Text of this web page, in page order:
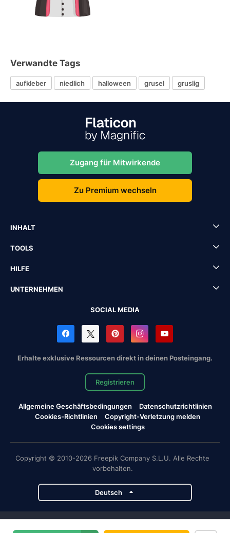
Verwandte Tags
aufkleber niedlich halloween grusel gruslig
Zugang für Mitwirkende
Zu Premium wechseln
INHALT
TOOLS
HILFE
UNTERNEHMEN
SOCIAL MEDIA
Erhalte exklusive Ressourcen direkt in deinen Posteingang.
Registrieren
Allgemeine Geschäftsbedingungen
Datenschutzrichtlinien
Cookies-Richtlinien
Copyright-Verletzung melden
Cookies settings
Copyright © 2010-2026 Freepik Company S.L.U. Alle Rechte
vorbehalten.
Deutsch